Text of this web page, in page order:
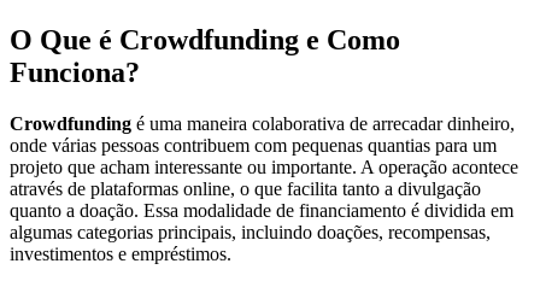
O Que é Crowdfunding e Como
Funciona?
Crowdfunding é uma maneira colaborativa de arrecadar dinheiro,
onde várias pessoas contribuem com pequenas quantias para um
projeto que acham interessante ou importante. A operação acontece
através de plataformas online, o que facilita tanto a divulgação
quanto a doação. Essa modalidade de financiamento é dividida em
algumas categorias principais, incluindo doações, recompensas,
investimentos e empréstimos.